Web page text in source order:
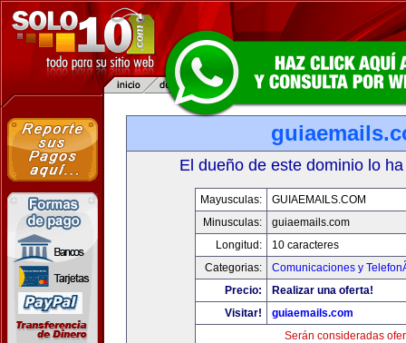
El dueño de este dominio lo
Mayusculas:
GUIAEMAILS.COM
Minusculas:
guiaemails.com
Longitud:
10 caracteres
Categorias:
Comunicaciones y
Precio:
Realizar una oferta!
Visitar!
guiaemails.com
Serán consideradas